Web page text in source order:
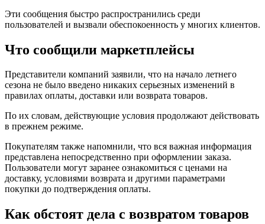
Эти сообщения быстро распространились среди
пользователей и вызвали обеспокоенность у многих клиентов.
Что сообщили маркетплейсы
Представители компаний заявили, что на начало летнего
сезона не было введено никаких серьезных изменений в
правилах оплаты, доставки или возврата товаров.
По их словам, действующие условия продолжают действовать
в прежнем режиме.
Покупателям также напомнили, что вся важная информация
представлена непосредственно при оформлении заказа.
Пользователи могут заранее ознакомиться с ценами на
доставку, условиями возврата и другими параметрами
покупки до подтверждения оплаты.
Как обстоят дела с возвратом товаров